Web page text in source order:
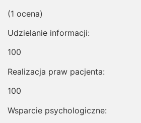
(1 ocena)
Udzielanie informacji:
100
Realizacja praw pacjenta:
100
Wsparcie psychologiczne: